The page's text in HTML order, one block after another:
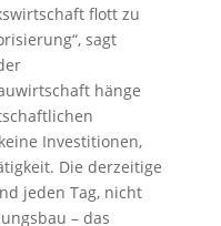
flott zu
sagt
hänge
Investitionen,
Die derzeitige
jeden Tag, nicht
– das